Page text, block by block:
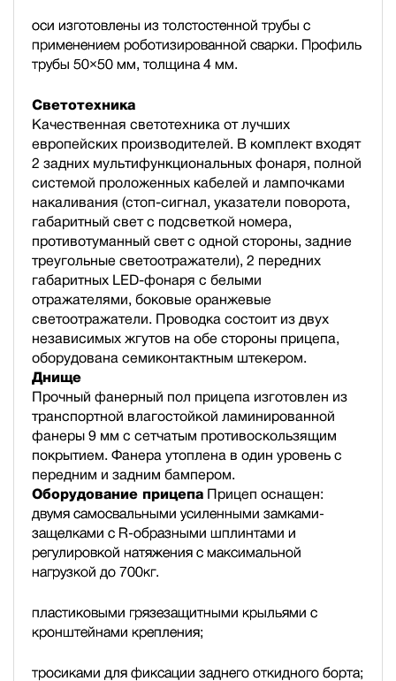
оси изготовлены из толстостенной трубы с
применением роботизированной сварки. Профиль
трубы 50×50 мм, толщина 4 мм.
Светотехника
Качественная светотехника от лучших
европейских производителей. В комплект входят
2 задних мультифункциональных фонаря, полной
системой проложенных кабелей и лампочками
накаливания (стоп-сигнал, указатели поворота,
габаритный свет с подсветкой номера,
противотуманный свет с одной стороны, задние
треугольные светоотражатели), 2 передних
габаритных LED-фонаря с белыми
отражателями, боковые оранжевые
светоотражатели. Проводка состоит из двух
независимых жгутов на обе стороны прицепа,
оборудована семиконтактным штекером.
Днище
Прочный фанерный пол прицепа изготовлен из
транспортной влагостойкой ламинированной
фанеры 9 мм с сетчатым противоскользящим
покрытием. Фанера утоплена в один уровень с
передним и задним бампером.
Оборудование прицепа Прицеп оснащен:
двумя самосвальными усиленными замками-
защелками с R-образными шплинтами и
регулировкой натяжения с максимальной
нагрузкой до 700кг.
пластиковыми грязезащитными крыльями с
кронштейнами крепления;
тросиками для фиксации заднего откидного борта;